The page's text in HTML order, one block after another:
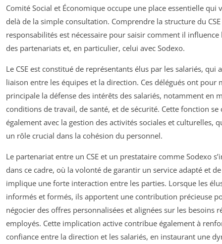
Comité Social et Économique occupe une place essentielle qui
delà de la simple consultation. Comprendre la structure du CSE
responsabilités est nécessaire pour saisir comment il influence
des partenariats et, en particulier, celui avec Sodexo.
Le CSE est constitué de représentants élus par les salariés, qui
liaison entre les équipes et la direction. Ces délégués ont pour
principale la défense des intérêts des salariés, notamment en
conditions de travail, de santé, et de sécurité. Cette fonction se
également avec la gestion des activités sociales et culturelles,
un rôle crucial dans la cohésion du personnel.
Le partenariat entre un CSE et un prestataire comme Sodexo
dans ce cadre, où la volonté de garantir un service adapté et
implique une forte interaction entre les parties. Lorsque les
informés et formés, ils apportent une contribution précieuse
négocier des offres personnalisées et alignées sur les besoins
employés. Cette implication active contribue également à
confiance entre la direction et les salariés, en instaurant une